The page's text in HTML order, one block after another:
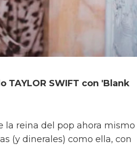
TAYLOR SWIFT con 'Blank
la reina del pop ahora mismo
(y dinerales) como ella, con